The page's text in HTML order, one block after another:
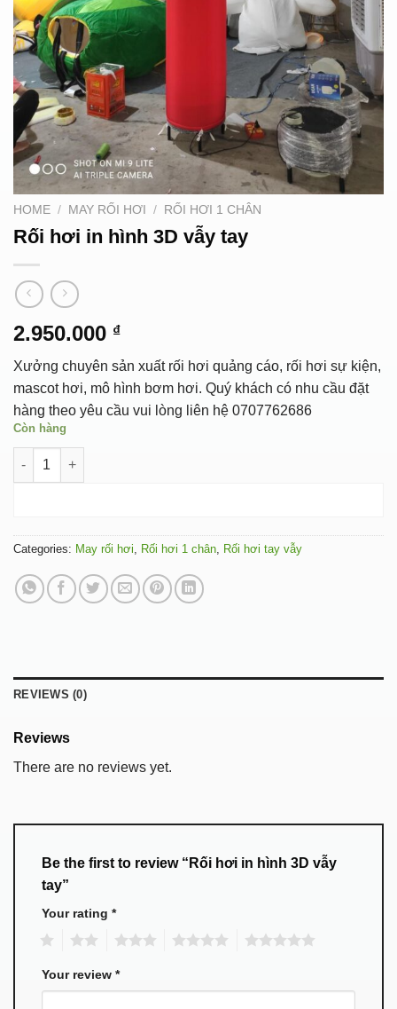
HOME / MAY RỐI HƠI / RỐI HƠI 1 CHÂN
Rối hơi in hình 3D vẫy tay
2.950.000 ₫
Xưởng chuyên sản xuất rối hơi quảng cáo, rối hơi sự kiện,
mascot hơi, mô hình bơm hơi. Quý khách có nhu cầu đặt
hàng theo yêu cầu vui lòng liên hệ 0707762686
Còn hàng
Rối hơi in hình 3D vẫy tay quantity
Categories: May rối hơi, Rối hơi 1 chân, Rối hơi tay vẫy
REVIEWS (0)
Reviews
There are no reviews yet.
Be the first to review “Rối hơi in hình 3D vẫy
tay”
Your rating *
Your review *